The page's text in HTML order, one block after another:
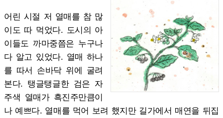
어린 시절 저 열매를 참 많
이도 따 먹었다. 도시의 아
이들도 까마중쯤은 누구나
다 알고 있었다. 열매 하나
를 따서 손바닥 위에 굴려
본다. 탱글탱글한 검은 자
주색 열매가 흑진주만큼이
나 예쁘다. 열매를 먹어 보려 했지만 길가에서 매연을 뒤집